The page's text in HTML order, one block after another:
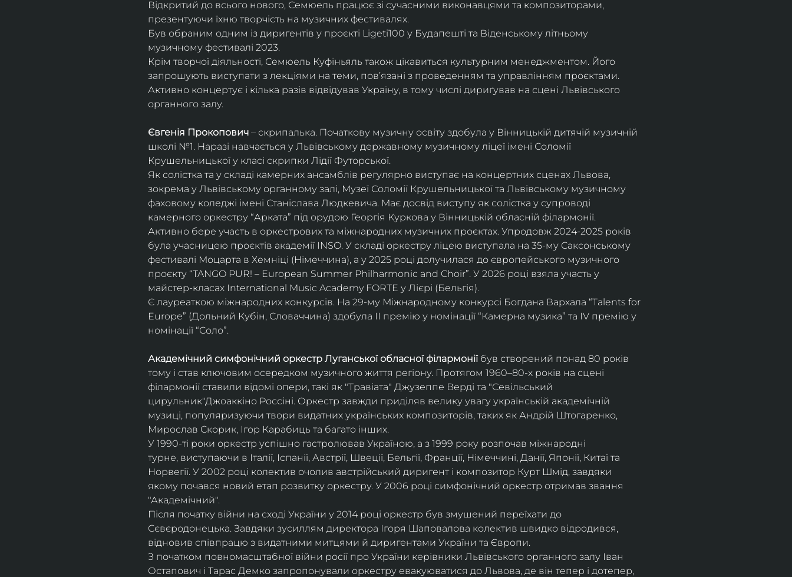
Відкритий до всього нового, Семюель працює зі сучасними виконавцями та композиторами,
презентуючи їхню творчість на музичних фестивалях.
Був обраним одним із дириґентів у проєкті Ligeti100 у Будапешті та Віденському літньому
музичному фестивалі 2023.
Крім творчої діяльності, Семюель Куфіньяль також цікавиться культурним менеджментом. Його
запрошують виступати з лекціями на теми, пов’язані з проведенням та управлінням проєктами.
Активно концертує і кілька разів відвідував Україну, в тому числі дириґував на сцені Львівського
органного залу.
Євгенія Прокопович – скрипалька. Початкову музичну освіту здобула у Вінницькій дитячій музичній
школі №1. Наразі навчається у Львівському державному музичному ліцеї імені Соломії
Крушельницької у класі скрипки Лідії Футорської.
Як солістка та у складі камерних ансамблів регулярно виступає на концертних сценах Львова,
зокрема у Львівському органному залі, Музеї Соломії Крушельницької та Львівському музичному
фаховому коледжі імені Станіслава Людкевича. Має досвід виступу як солістка у супроводі
камерного оркестру “Арката” під орудою Георгія Куркова у Вінницькій обласній філармонії.
Активно бере участь в оркестрових та міжнародних музичних проєктах. Упродовж 2024-2025 років
була учасницею проєктів академії INSO. У складі оркестру ліцею виступала на 35-му Саксонському
фестивалі Моцарта в Хемніці (Німеччина), а у 2025 році долучилася до європейського музичного
проєкту “TANGO PUR! – European Summer Philharmonic and Choir”. У 2026 році взяла участь у
майстер-класах International Music Academy FORTE у Лієрі (Бельгія).
Є лауреаткою міжнародних конкурсів. На 29-му Міжнародному конкурсі Богдана Вархала “Talents for
Europe” (Дольний Кубін, Словаччина) здобула ІІ премію у номінації “Камерна музика” та IV премію у
номінації “Соло”.
Академічний симфонічний оркестр Луганської обласної філармонії був створений понад 80 років
тому і став ключовим осередком музичного життя регіону. Протягом 1960–80-х років на сцені
філармонії ставили відомі опери, такі як "Травіата" Джузеппе Верді та "Севільський
цирульник"Джоаккіно Россіні. Оркестр завжди приділяв велику увагу українській академічній
музиці, популяризуючи твори видатних українських композиторів, таких як Андрій Штогаренко,
Мирослав Скорик, Ігор Карабиць та багато інших.
У 1990-ті роки оркестр успішно гастролював Україною, а з 1999 року розпочав міжнародні
турне, виступаючи в Італії, Іспанії, Австрії, Швеції, Бельгії, Франції, Німеччині, Данії, Японії, Китаї та
Норвегії. У 2002 році колектив очолив австрійський диригент і композитор Курт Шмід, завдяки
якому почався новий етап розвитку оркестру. У 2006 році симфонічний оркестр отримав звання
"Академічний".
Після початку війни на сході України у 2014 році оркестр був змушений переїхати до
Сєвєродонецька. Завдяки зусиллям директора Ігоря Шаповалова колектив швидко відродився,
відновив співпрацю з видатними митцями й диригентами України та Європи.
З початком повномасштабної війни росії про України керівники Львівського органного залу Іван
Остапович і Тарас Демко запропонували оркестру евакуюватися до Львова, де він тепер і дотепер,